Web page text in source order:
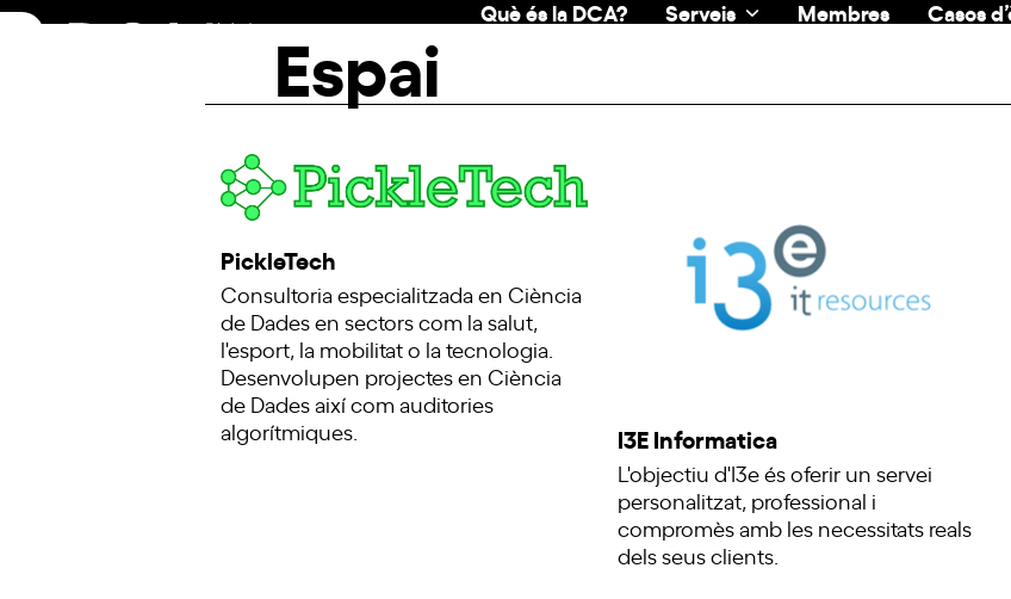
Skip
Què és la DCA? Serveis Membres Casos
Espai
PickleTech
Consultoria especialitzada en Ciència
de Dades en sectors com la salut,
l'esport, la mobilitat o la tecnologia.
Desenvolupen projectes en Ciència
de Dades així com auditories
algorítmiques.
I3E Informatica
L'objectiu d'I3e és oferir un servei
personalitzat, professional i
compromès amb les necessitats reals
dels seus clients.